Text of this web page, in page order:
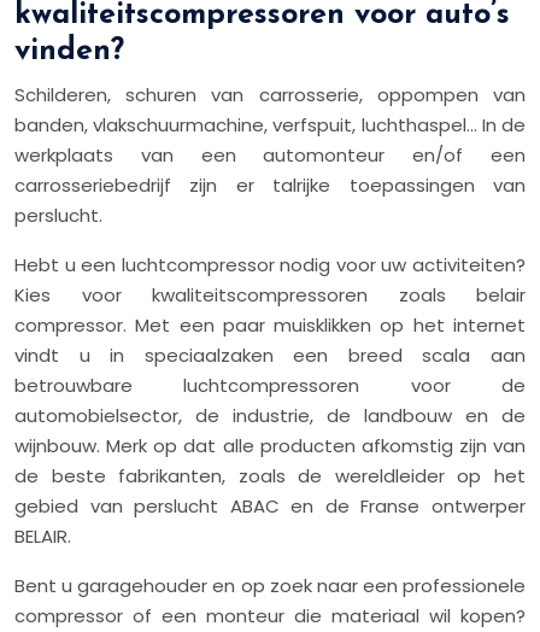
kwaliteitscompressoren voor auto’s
vinden?
Schilderen, schuren van carrosserie, oppompen van
banden, vlakschuurmachine, verfspuit, luchthaspel… In de
werkplaats van een automonteur en/of een
carrosseriebedrijf zijn er talrijke toepassingen van
perslucht.
Hebt u een luchtcompressor nodig voor uw activiteiten?
Kies voor kwaliteitscompressoren zoals belair
compressor. Met een paar muisklikken op het internet
vindt u in speciaalzaken een breed scala aan
betrouwbare luchtcompressoren voor de
automobielsector, de industrie, de landbouw en de
wijnbouw. Merk op dat alle producten afkomstig zijn van
de beste fabrikanten, zoals de wereldleider op het
gebied van perslucht ABAC en de Franse ontwerper
BELAIR.
Bent u garagehouder en op zoek naar een professionele
compressor of een monteur die materiaal wil kopen?